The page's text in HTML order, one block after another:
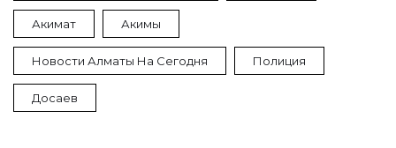
Акимат Акимы
Новости Алматы На Сегодня Полиция
Досаев